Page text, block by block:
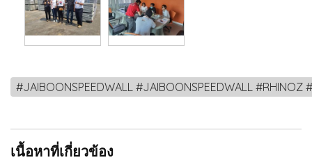
#JAIBOONSPEEDWALL #JAIBOONSPEEDWALL
เนื้อหาที่เกี่ยวข้อง